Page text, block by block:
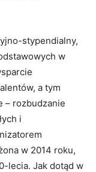
stypendialny,
w
a tym
– rozbudzanie
i
w 2014 roku,
lecia. Jak dotąd w